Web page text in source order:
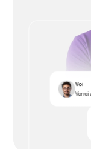
Voi
Vorrei